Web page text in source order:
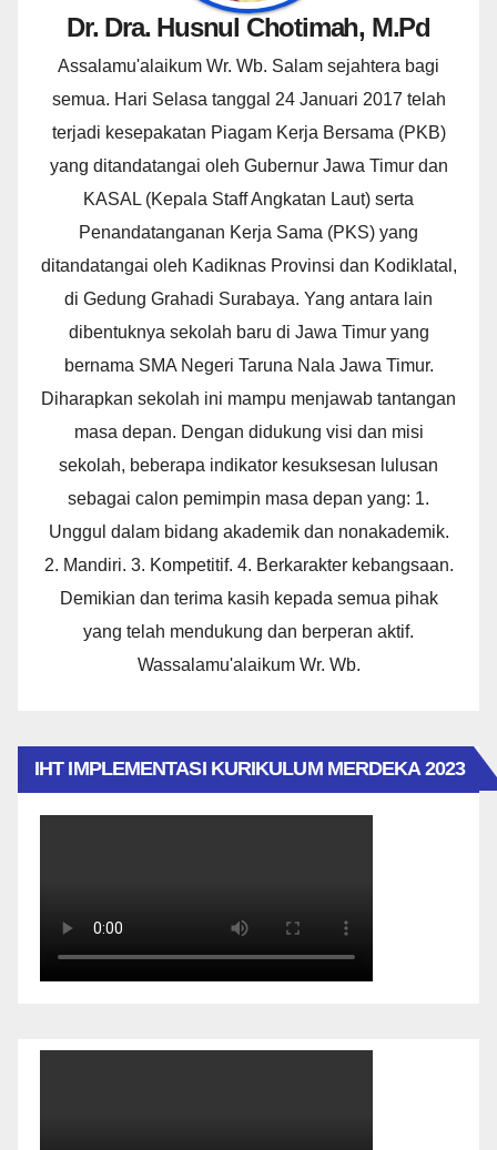
Dr. Dra. Husnul Chotimah, M.Pd
Assalamu'alaikum Wr. Wb. Salam sejahtera bagi
semua. Hari Selasa tanggal 24 Januari 2017 telah
terjadi kesepakatan Piagam Kerja Bersama (PKB)
yang ditandatangai oleh Gubernur Jawa Timur dan
KASAL (Kepala Staff Angkatan Laut) serta
Penandatanganan Kerja Sama (PKS) yang
ditandatangai oleh Kadiknas Provinsi dan Kodiklatal,
di Gedung Grahadi Surabaya. Yang antara lain
dibentuknya sekolah baru di Jawa Timur yang
bernama SMA Negeri Taruna Nala Jawa Timur.
Diharapkan sekolah ini mampu menjawab tantangan
masa depan. Dengan didukung visi dan misi
sekolah, beberapa indikator kesuksesan lulusan
sebagai calon pemimpin masa depan yang: 1.
Unggul dalam bidang akademik dan nonakademik.
2. Mandiri. 3. Kompetitif. 4. Berkarakter kebangsaan.
Demikian dan terima kasih kepada semua pihak
yang telah mendukung dan berperan aktif.
Wassalamu'alaikum Wr. Wb.
IHT IMPLEMENTASI KURIKULUM MERDEKA 2023